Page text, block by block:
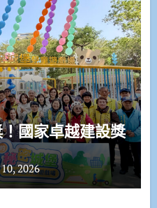
國家卓越建設獎
2026